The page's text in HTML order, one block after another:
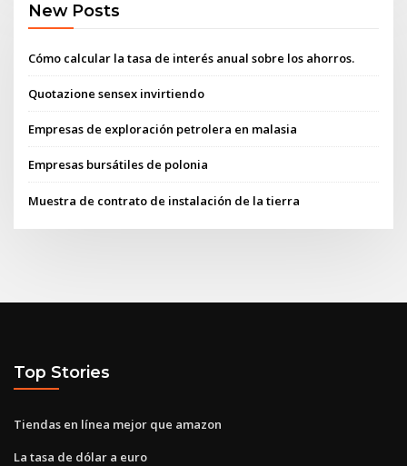
New Posts
Cómo calcular la tasa de interés anual sobre los ahorros.
Quotazione sensex invirtiendo
Empresas de exploración petrolera en malasia
Empresas bursátiles de polonia
Muestra de contrato de instalación de la tierra
Top Stories
Tiendas en línea mejor que amazon
La tasa de dólar a euro